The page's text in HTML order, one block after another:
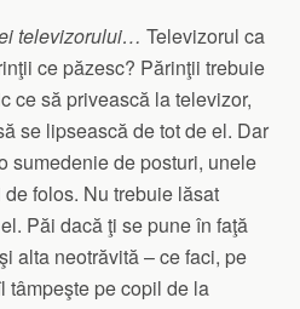
televizorului… Televizorul ca
ce păzesc? Părinţii trebuie
ce să privească la televizor,
se lipsească de tot de el. Dar
sumedenie de posturi, unele
folos. Nu trebuie lăsat
Păi dacă ţi se pune în faţă
alta neotrăvită – ce faci, pe
tâmpeşte pe copil de la